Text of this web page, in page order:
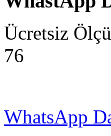
Ücretsiz
76
WhatsApp